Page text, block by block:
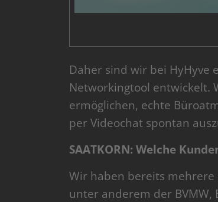
Daher sind wir bei HyHyve
Networkingtool entwickelt.
ermöglichen, echte
per Videochat spontan
SAATKORN: Welche
Wir haben bereits
unter anderem der BVMW,